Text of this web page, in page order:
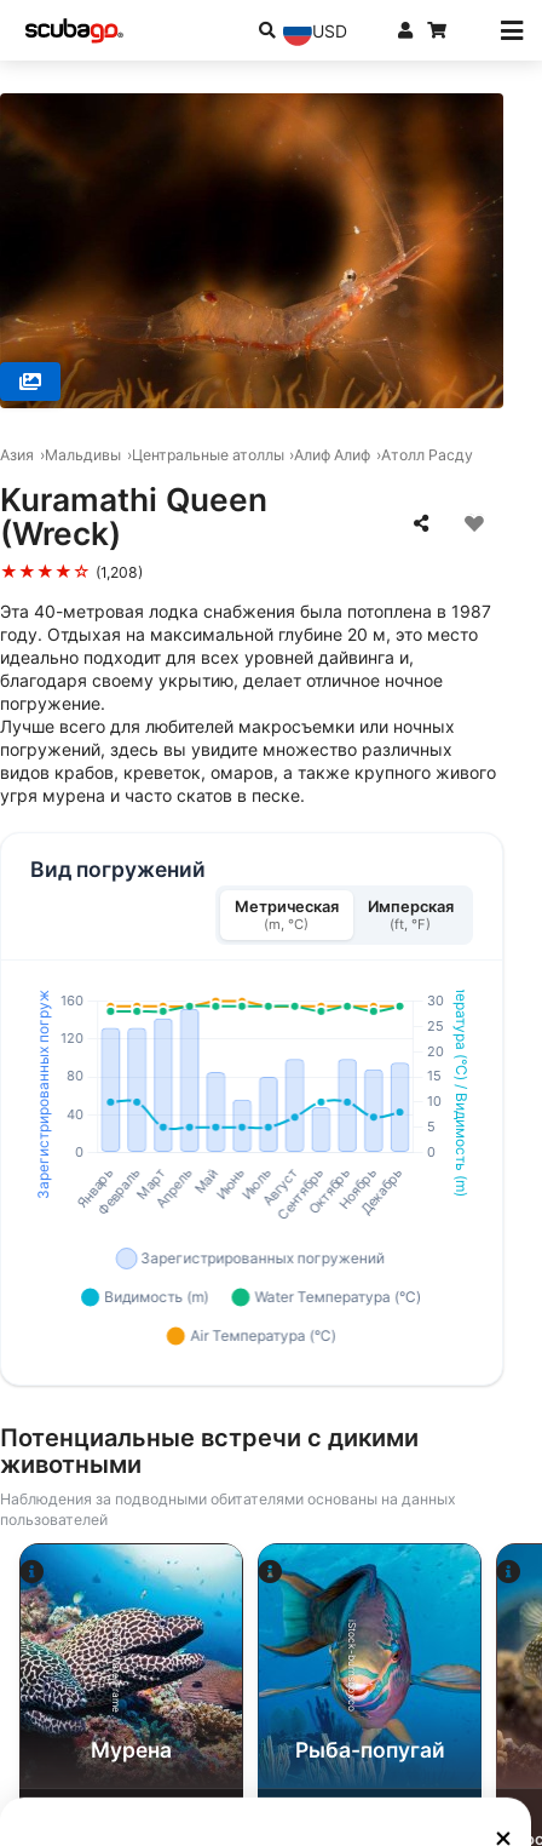
USD
Азия Мальдивы Центральные атоллы Алиф Алиф Атолл Расду
Kuramathi Queen
(Wreck)
★★★★☆ (1,208)
Эта 40-метровая лодка снабжения была потоплена в 1987
году. Отдыхая на максимальной глубине 20 м, это место
идеально подходит для всех уровней дайвинга и,
благодаря своему укрытию, делает отличное ночное
погружение.
Лучше всего для любителей макросъемки или ночных
погружений, здесь вы увидите множество различных
видов крабов, креветок, омаров, а также крупного живого
угря мурена и часто скатов в песке.
Вид погружений
Метрическая
(m, °C)
Имперская
(ft, °F)
Потенциальные встречи с дикими
животными
Наблюдения за подводными обитателями основаны на данных
пользователей
Alamy-WaterFrame
Мурена
iStock-burnsboxco
Рыба-попугай